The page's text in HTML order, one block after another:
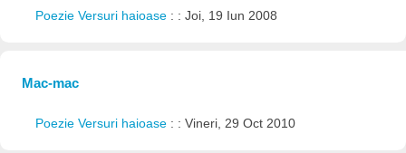
Poezie Versuri haioase : : Joi, 19 Iun 2008
Mac-mac
Poezie Versuri haioase : : Vineri, 29 Oct 2010